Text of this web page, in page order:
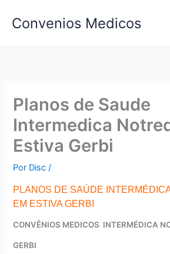
para
conteúdo
Convenios Medicos
Planos de Saude
Intermedica
Estiva Gerbi
Por Disc/
PLANOS DE SAÚDE
EM ESTIVA GERBI
CONVÊNIOS MEDICOS INTERMÉDICA
GERBI